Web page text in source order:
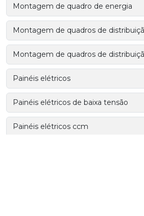
Montagem de quadro de energia
Montagem de quadros de
Montagem de quadros de
Painéis elétricos
Painéis elétricos de baixa tensão
Painéis elétricos ccm